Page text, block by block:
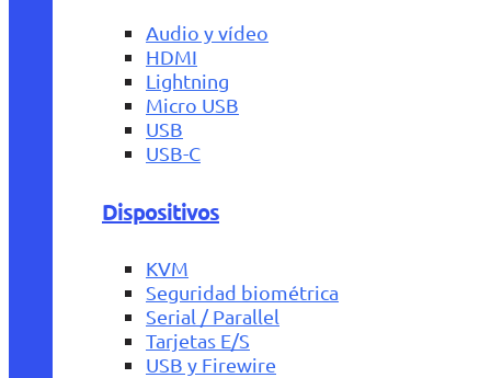
Audio y vídeo
HDMI
Lightning
Micro USB
USB
USB-C
Dispositivos
KVM
Seguridad biométrica
Serial / Parallel
Tarjetas E/S
USB y Firewire